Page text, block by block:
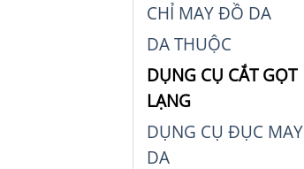
CHỈ MAY ĐỒ DA
DA THUỘC
DỤNG CỤ CẮT GỌT
LẠNG
DỤNG CỤ ĐỤC MAY
DA